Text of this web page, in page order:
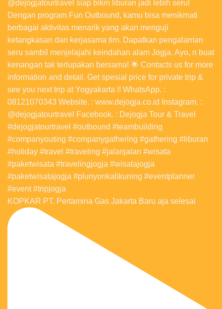
KOPKAR PT. Pertamina Gas Jakarta Baru aja selesai